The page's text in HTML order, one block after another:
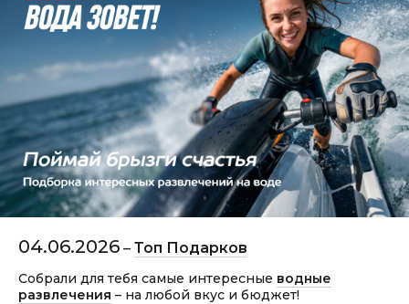
04.06.2026 – Топ Подарков
Собрали для тебя самые интересные водные
развлечения – на любой вкус и бюджет!